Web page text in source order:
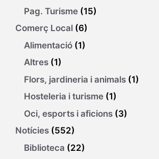
Pag. Turisme (15)
Comerç Local (6)
Alimentació (1)
Altres (1)
Flors, jardineria i animals (1)
Hosteleria i turisme (1)
Oci, esports i aficions (3)
Notícies (552)
Biblioteca (22)